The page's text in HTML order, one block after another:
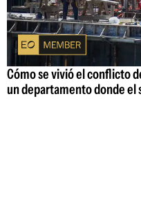
Cómo se vivió el conflicto
un departamento donde